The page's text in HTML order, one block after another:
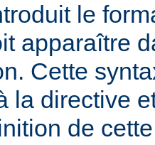
le
apparaître
Cette
la directive
de